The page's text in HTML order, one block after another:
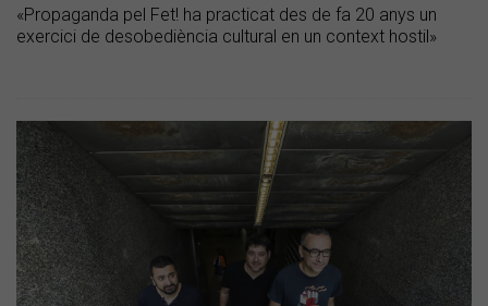
«Propaganda pel Fet! ha practicat des de fa 20 anys un
exercici de desobediència cultural en un context hostil»